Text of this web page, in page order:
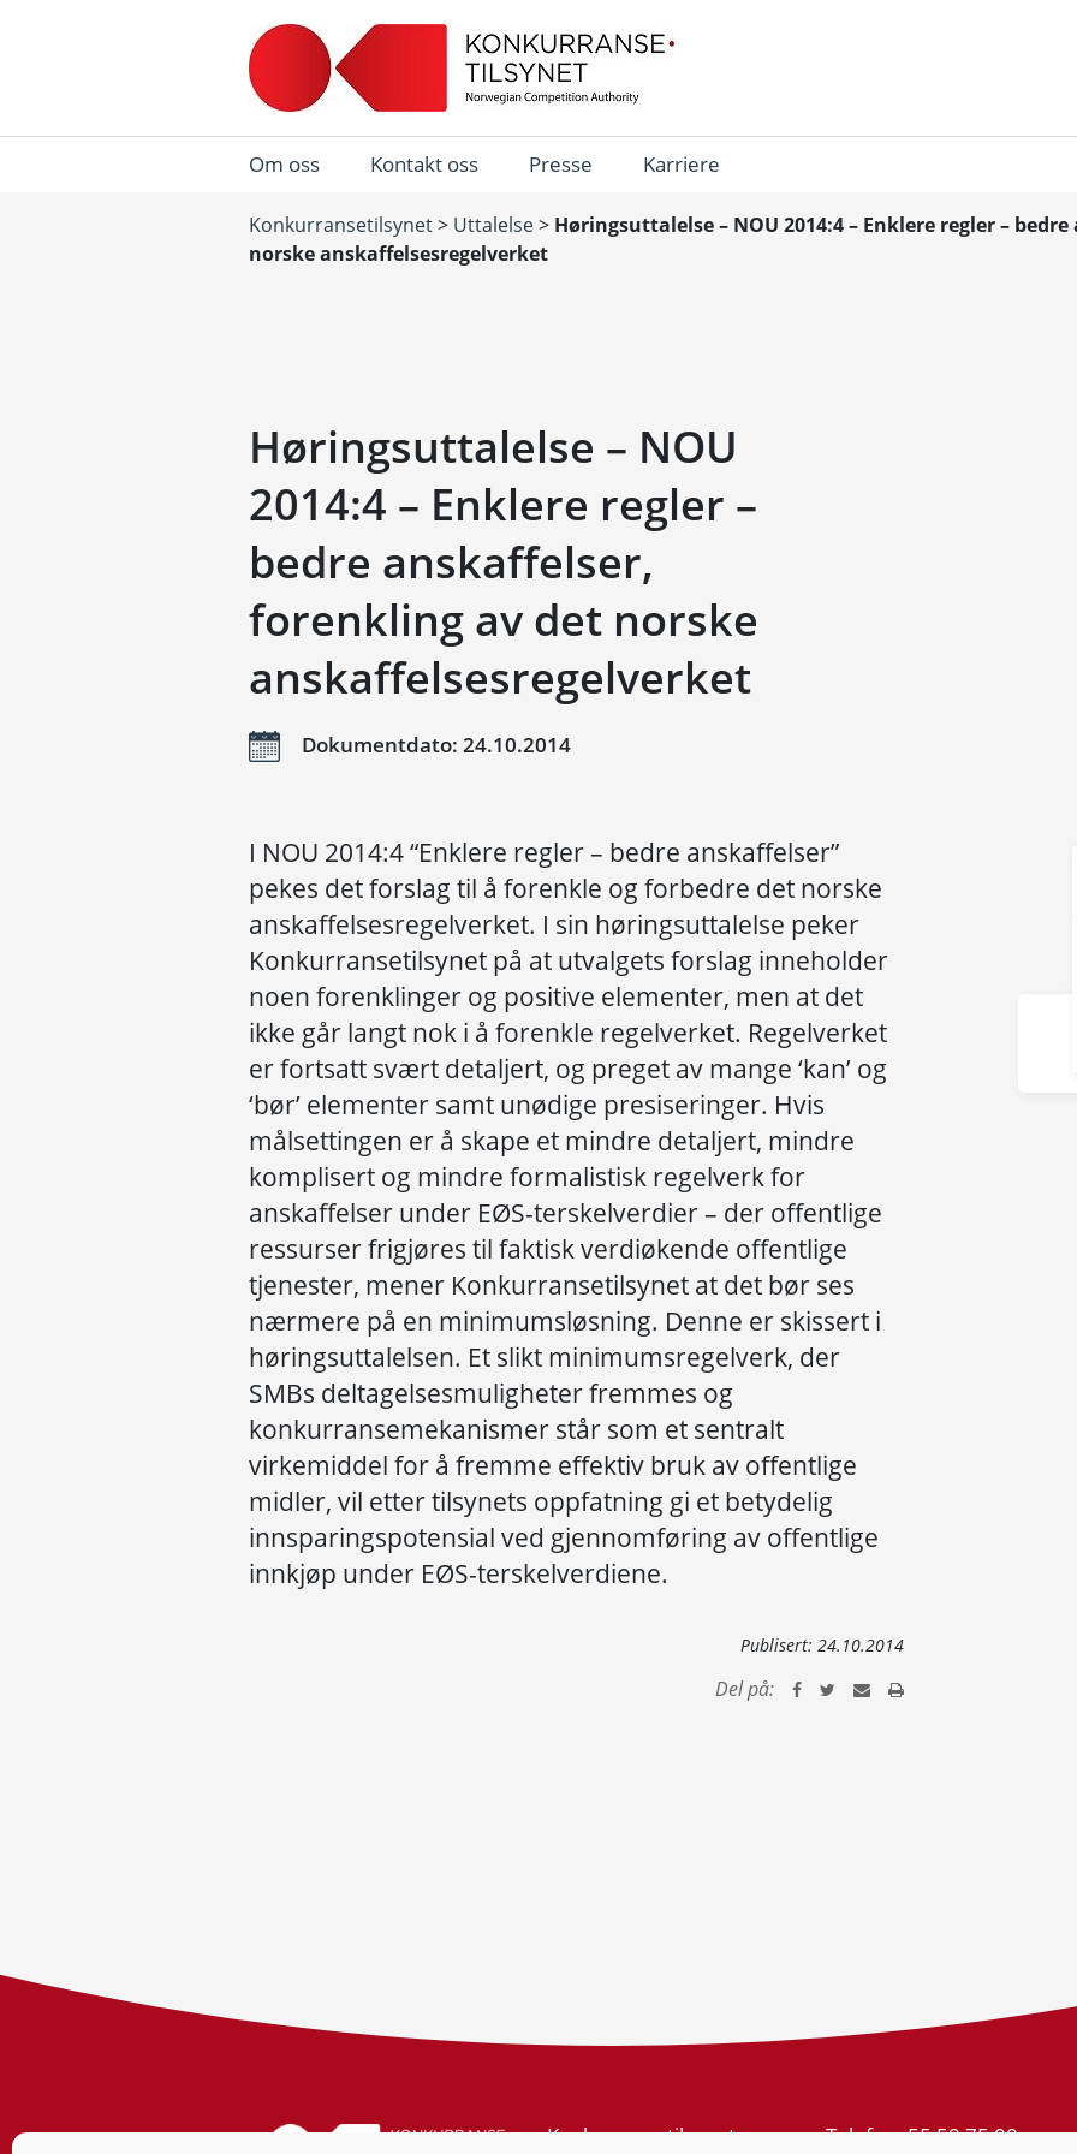
Om oss Kontakt oss Presse Karriere
Konkurransetilsynet> Uttalelse> Høringsuttalelse – NOU 2014:4 – Enklere regler –
norske anskaffelsesregelverket
Høringsuttalelse – NOU
2014:4 – Enklere regler –
bedre anskaffelser,
forenkling av det norske
anskaffelsesregelverket
Dokumentdato: 24.10.2014
I NOU 2014:4 “Enklere regler – bedre anskaffelser”
pekes det forslag til å forenkle og forbedre det norske
anskaffelsesregelverket. I sin høringsuttalelse peker
Konkurransetilsynet på at utvalgets forslag inneholder
noen forenklinger og positive elementer, men at det
ikke går langt nok i å forenkle regelverket. Regelverket
er fortsatt svært detaljert, og preget av mange ‘kan’ og
‘bør’ elementer samt unødige presiseringer. Hvis
målsettingen er å skape et mindre detaljert, mindre
komplisert og mindre formalistisk regelverk for
anskaffelser under EØS-terskelverdier – der offentlige
ressurser frigjøres til faktisk verdiøkende offentlige
tjenester, mener Konkurransetilsynet at det bør ses
nærmere på en minimumsløsning. Denne er skissert i
høringsuttalelsen. Et slikt minimumsregelverk, der
SMBs deltagelsesmuligheter fremmes og
konkurransemekanismer står som et sentralt
virkemiddel for å fremme effektiv bruk av offentlige
midler, vil etter tilsynets oppfatning gi et betydelig
innsparingspotensial ved gjennomføring av offentlige
innkjøp under EØS-terskelverdiene.
Publisert: 24.10.2014
Del på:
Konkurransetilsynet
Telefon:55 59 75 00